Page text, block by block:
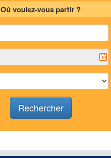
Où voulez-vous partir ?
Rechercher